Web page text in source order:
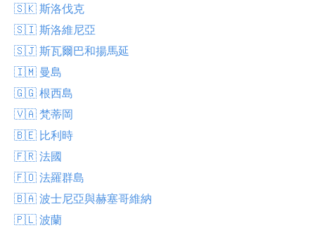
🇸🇰 斯洛伐克
🇸🇮 斯洛維尼亞
🇸🇯 斯瓦爾巴和揚馬延
🇮🇲 曼島
🇬🇬 根西島
🇻🇦 梵蒂岡
🇧🇪 比利時
🇫🇷 法國
🇫🇴 法羅群島
🇧🇦 波士尼亞與赫塞哥維納
🇵🇱 波蘭